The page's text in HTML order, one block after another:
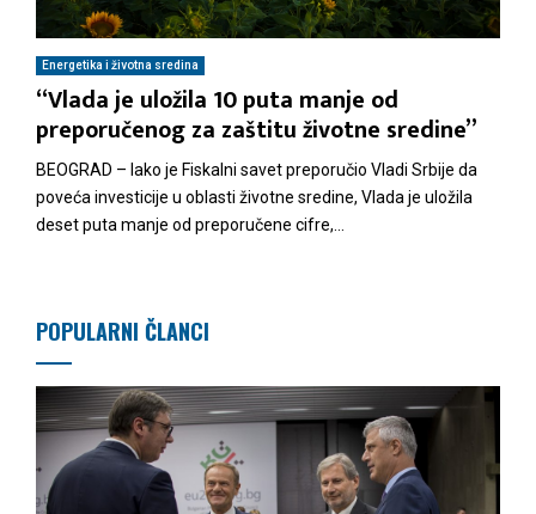
Energetika i životna sredina
“Vlada je uložila 10 puta manje od
preporučenog za zaštitu životne sredine”
BEOGRAD – Iako je Fiskalni savet preporučio Vladi Srbije da
poveća investicije u oblasti životne sredine, Vlada je uložila
deset puta manje od preporučene cifre,...
POPULARNI ČLANCI